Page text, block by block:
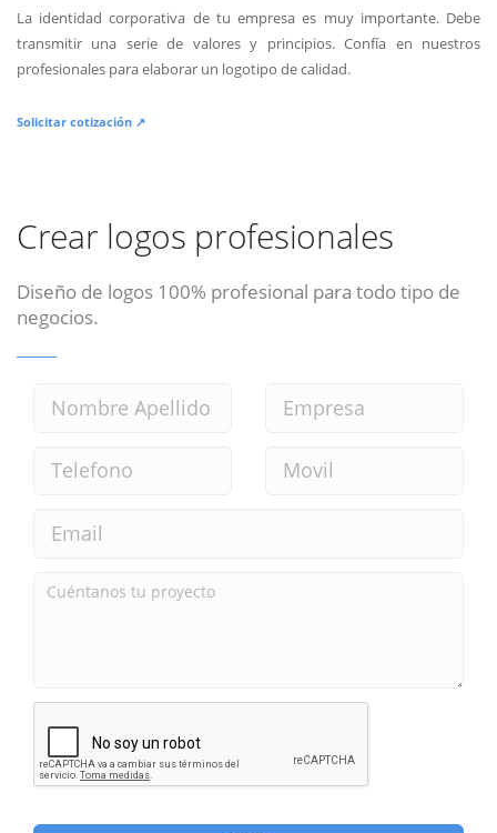
La identidad corporativa de tu empresa es muy importante. Debe
transmitir una serie de valores y principios. Confía en nuestros
profesionales para elaborar un logotipo de calidad.
Solicitar cotización ↗
Crear logos profesionales
Diseño de logos 100% profesional para todo tipo de
negocios.